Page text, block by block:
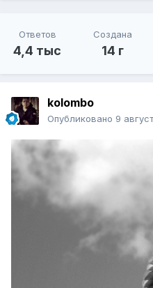
Ответов
4,4 тыс
Создана
14 г
kolombo
Опубликовано 9